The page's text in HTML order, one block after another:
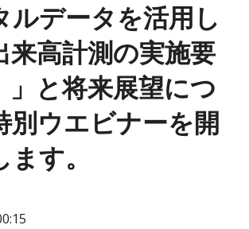
ルデータを活用し
来高計測の実施要
」と将来展望につ
別ウエビナーを開
す。